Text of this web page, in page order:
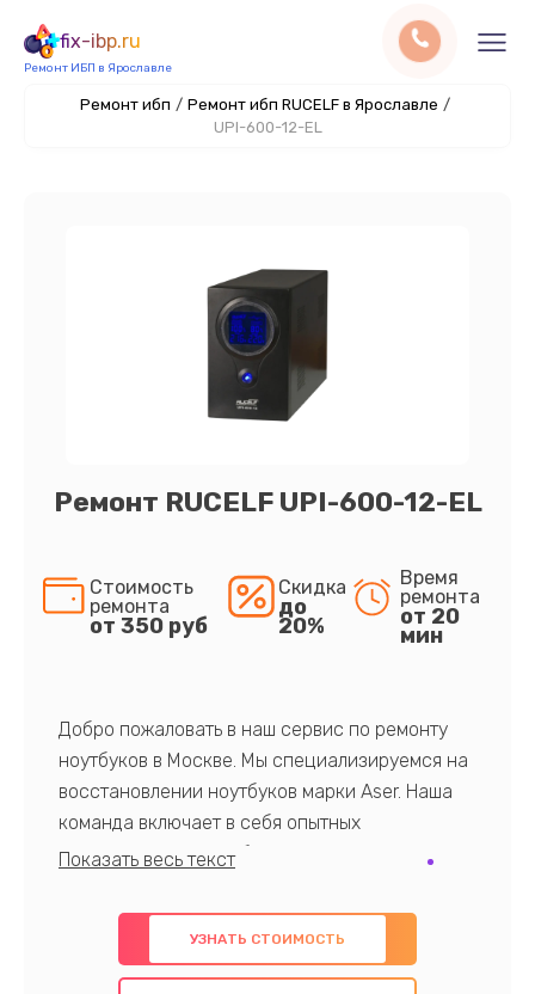
fix-ibp.ru
Ремонт ИБП в Ярославле
Ремонт ибп / Ремонт ибп RUCELF в Ярославле /
UPI-600-12-EL
Ремонт RUCELF UPI-600-12-EL
Стоимость
ремонта
от 350 руб
Скидка
до
20%
Время
ремонта
от 20
мин
Добро пожаловать в наш сервис по ремонту
ноутбуков в Москве. Мы специализируемся на
восстановлении ноутбуков марки Aser. Наша
команда включает в себя опытных
профессионалов с обширными знаниями и
предлагаем быстрый и качественный ремонт с
использованием оригинальных компонентов, а
также гарантируем качество всех
УЗНАТЬ СТОИМОСТЬ